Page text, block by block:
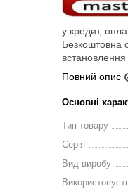
у кредит,
Безкоштовна
встановлення
Повний опис
Основні
Тип товару
Серія
Вид виробу